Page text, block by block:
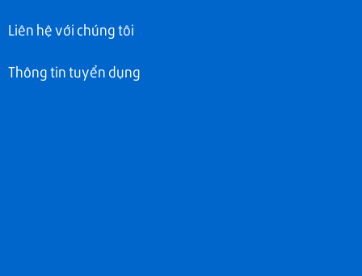
Liên hệ với chúng tôi
Thông tin tuyển dụng